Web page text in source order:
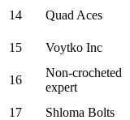
14
Quad Aces
15
Voytko Inc
16
Non-crocheted
expert
17
Shloma Bolts